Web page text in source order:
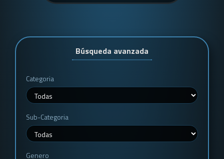
Búsqueda avanzada
Categoria
Sub-Categoria
Genero